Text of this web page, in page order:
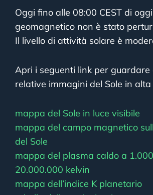
Oggi fino alle 08:00 CEST di
geomagnetico non è stato
Il livello di attività solare è
Apri i seguenti link per guardare
relative immagini del Sole in alta
mappa del Sole in luce visibile
mappa del campo magnetico
del Sole
mappa del plasma caldo a
20.000.000 kelvin
mappa dell’indice K planetario